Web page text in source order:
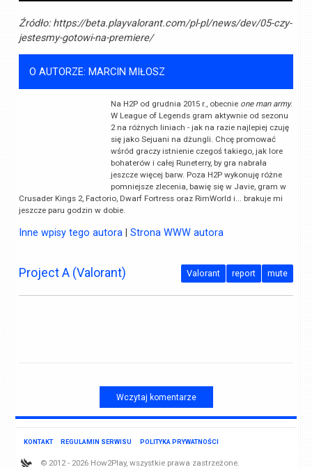
Źródło:https://beta.playvalorant.com/pl-pl/news/dev/05-czy-
jestesmy-gotowi-na-premiere/
O AUTORZE: MARCIN MIŁOSZ
Na H2P od grudnia 2015 r., obecnie one man army.
W League of Legends gram aktywnie od sezonu
2 na różnych liniach - jak na razie najlepiej czuję
się jako Sejuani na dżungli. Chcę promować
wśród graczy istnienie czegoś takiego, jak lore
bohaterów i całej Runeterry, by gra nabrała
jeszcze więcej barw. Poza H2P wykonuję różne
pomniejsze zlecenia, bawię się w Javie, gram w
Crusader Kings 2, Factorio, Dwarf Fortress oraz RimWorld i... brakuje mi
jeszcze paru godzin w dobie.
Inne wpisy tego autora |Strona WWW autora
Project A (Valorant) mute
report
Valorant
Wczytaj komentarze
KONTAKT REGULAMIN SERWISU POLITYKA PRYWATNOŚCI
© 2012 - 2026 How2Play, wszystkie prawa zastrzeżone.